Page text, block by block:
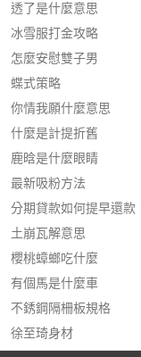
透了是什麼意思
冰雪服打金攻略
怎麼安慰雙子男
蝶式策略
你情我願什麼意思
什麼是計提折舊
鹿晗是什麼眼睛
最新吸粉方法
分期貸款如何提早還款
土崩瓦解意思
櫻桃蟑螂吃什麼
有個馬是什麼車
不銹鋼隔柵板規格
徐至琦身材